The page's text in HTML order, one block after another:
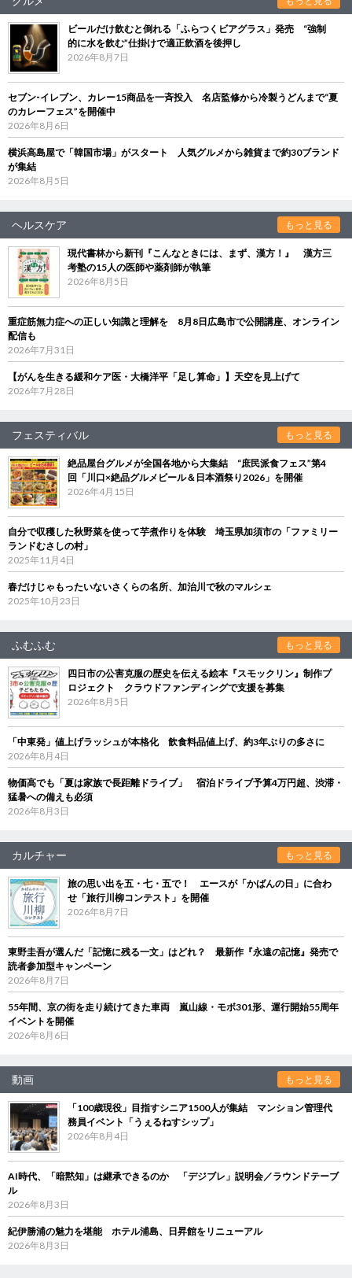
ビールだけ飲むと倒れる「ふらつくビアグラス」発売 “強制
的に水を飲む”仕掛けで適正飲酒を後押し
2026年8月7日
セブン‐イレブン、カレー15商品を一斉投入 名店監修から冷製うどんまで“夏
のカレーフェス”を開催中
2026年8月6日
横浜高島屋で「韓国市場」がスタート 人気グルメから雑貨まで約30ブランド
が集結
2026年8月5日
ヘルスケア もっと見る
現代書林から新刊『こんなときには、まず、漢方！』 漢方三
考塾の15人の医師や薬剤師が執筆
2026年8月5日
重症筋無力症への正しい知識と理解を 8月8日広島市で公開講座、オンライン
配信も
2026年7月31日
【がんを生きる緩和ケア医・大橋洋平「足し算命」】天空を見上げて
2026年7月28日
フェスティバル もっと見る
絶品屋台グルメが全国各地から大集結 “庶民派食フェス”第4
回「川口×絶品グルメビール＆日本酒祭り2026」を開催
2026年4月15日
自分で収穫した秋野菜を使って芋煮作りを体験 埼玉県加須市の「ファミリー
ランドむさしの村」
2025年11月4日
春だけじゃもったいないさくらの名所、加治川で秋のマルシェ
2025年10月23日
ふむふむ もっと見る
四日市の公害克服の歴史を伝える絵本『スモックリン』制作プ
ロジェクト クラウドファンディングで支援を募集
2026年8月5日
「中東発」値上げラッシュが本格化 飲食料品値上げ、約3年ぶりの多さに
2026年8月4日
物価高でも「夏は家族で長距離ドライブ」 宿泊ドライブ予算4万円超、渋滞・
猛暑への備えも必須
2026年8月3日
カルチャー もっと見る
旅の思い出を五・七・五で！ エースが「かばんの日」に合わ
せ「旅行川柳コンテスト」を開催
2026年8月7日
東野圭吾が選んだ「記憶に残る一文」はどれ？ 最新作『永遠の記憶』発売で
読者参加型キャンペーン
2026年8月7日
55年間、京の街を走り続けてきた車両 嵐山線・モボ301形、運行開始55周年
イベントを開催
2026年8月6日
動画 もっと見る
「100歳現役」目指すシニア1500人が集結 マンション管理代
務員イベント「うぇるねすシップ」
2026年8月4日
AI時代、「暗黙知」は継承できるのか 「デジブレ」説明会／ラウンドテーブ
ル
2026年8月3日
紀伊勝浦の魅力を堪能 ホテル浦島、日昇館をリニューアル
2026年8月3日